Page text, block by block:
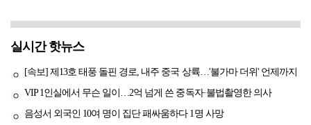
실시간 핫뉴스
[속보] 제13호 태풍 돌핀 경로, 내주 중국 상륙…'불가마 더위' 언제까지
VIP 1인실에서 무슨 일이…2억 넘게 쓴 중독자·불법촬영한 의사
음성서 외국인 10여 명이 집단 패싸움하다 1명 사망